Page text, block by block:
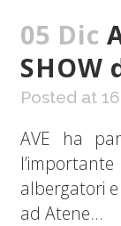
05 Dic
SHOW
Posted at
AVE ha
albergatori
ad Atene...